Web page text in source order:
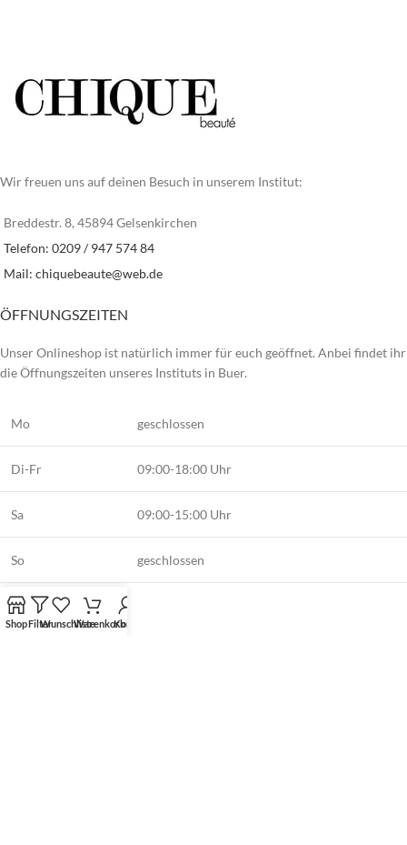
Wir freuen uns auf deinen Besuch in unserem Institut:
Breddestr. 8, 45894 Gelsenkirchen
Telefon: 0209 / 947 574 84
Mail: chiquebeaute@web.de
ÖFFNUNGSZEITEN
Unser Onlineshop ist natürlich immer für euch geöffnet. Anbei findet ihr
die Öffnungszeiten unseres Instituts in Buer.
Mo geschlossen
Di-Fr 09:00-18:00 Uhr
Sa 09:00-15:00 Uhr
So geschlossen
KATEGORIEN
ShopFilterWunschlisteWarenkorbKonto